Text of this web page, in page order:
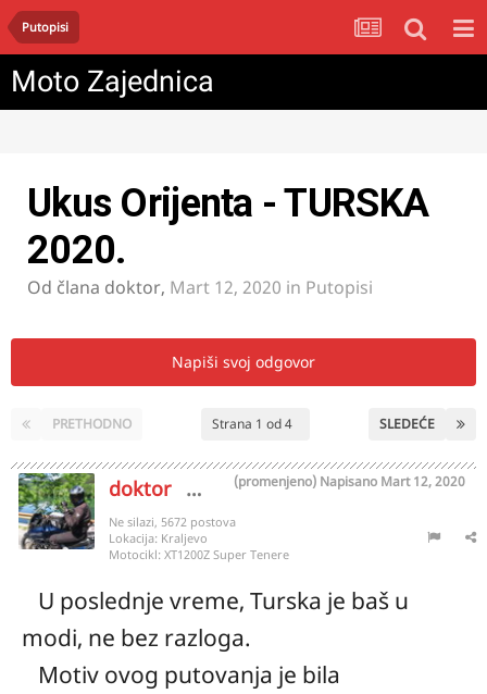
Putopisi
Moto Zajednica
Ukus Orijenta - TURSKA
2020.
Od člana doktor, Mart 12, 2020 in Putopisi
Napiši svoj odgovor
PRETHODNO SLEDEĆE
Strana 1 od 4
doktor 5250
Napisano Mart 12, 2020
(promenjeno)
Ne silazi, 5672 postova
Lokacija: Kraljevo
Motocikl: XT1200Z Super Tenere
U poslednje vreme, Turska je baš u
modi, ne bez razloga.
Motiv ovog putovanja je bila